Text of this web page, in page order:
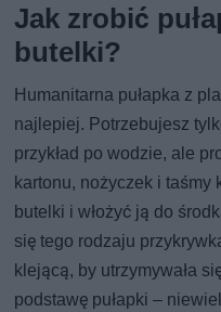
Jak zrobić
butelki?
Humanitarna pułapka z
najlepiej. Potrzebujesz
przykład po wodzie, ale
kartonu, nożyczek i taśmy
butelki i włożyć ją do
się tego rodzaju
klejącą, by utrzymywała
podstawę pułapki –